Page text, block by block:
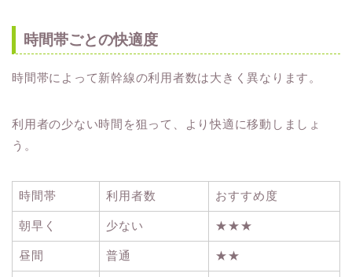
時間帯ごとの快適度
時間帯によって新幹線の利用者数は大きく異なります。
利用者の少ない時間を狙って、より快適に移動しましょ
う。
時間帯 利用者数 おすすめ度
朝早く 少ない ★★★
昼間 普通 ★★